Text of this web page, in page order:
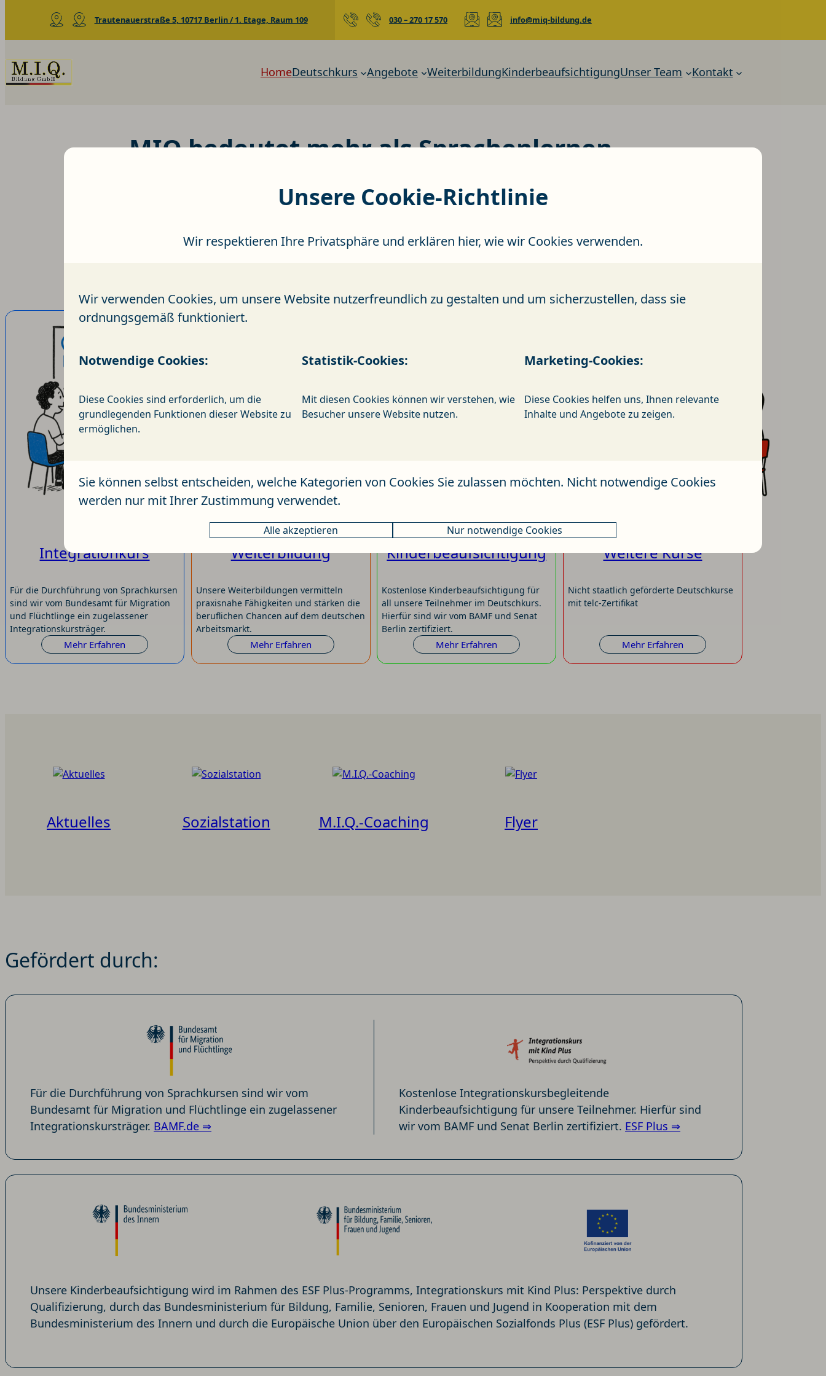
Trautenauerstraße 5, 10717 Berlin / 1. Etage, Raum 109 030 – 270 17 570 info@miq-bildung.de
HomeDeutschkurs Angebote WeiterbildungKinderbeaufsichtigungUnser Team Kontakt
MIQ bedeutet mehr als Sprachenlernen.
Hier entstehen neue Perspektiven und berufliche Chancen.
Kursprogramm:
Integrationkurs
Für die Durchführung von Sprachkursen
sind wir vom Bundesamt für Migration
und Flüchtlinge ein zugelassener
Integrationskursträger.
Mehr Erfahren:
Integrationkurs
Weiterbildung
Unsere Weiterbildungen vermitteln
praxisnahe Fähigkeiten und stärken die
beruflichen Chancen auf dem deutschen
Arbeitsmarkt.
Mehr Erfahren:
Weiterbildung
Kinderbeaufsichtigung
Kostenlose Kinderbeaufsichtigung für
all unsere Teilnehmer im Deutschkurs.
Hierfür sind wir vom BAMF und Senat
Berlin zertifiziert.
Mehr Erfahren
Kinderbeaufsichtigung
Weitere Kurse
Nicht staatlich geförderte Deutschkurse
mit telc-Zertifikat
Mehr Erfahren
Aktuelles Sozialstation M.I.Q.-Coaching Flyer
Gefördert durch:
Für die Durchführung von Sprachkursen sind wir vom
Bundesamt für Migration und Flüchtlinge ein zugelassener
Integrationskursträger. BAMF.de ⇒
Kostenlose Integrationskursbegleitende
Kinderbeaufsichtigung für unsere Teilnehmer. Hierfür sind
wir vom BAMF und Senat Berlin zertifiziert. ESF Plus ⇒
Unsere Kinderbeaufsichtigung wird im Rahmen des ESF Plus-Programms, Integrationskurs mit Kind Plus: Perspektive durch
Qualifizierung, durch das Bundesministerium für Bildung, Familie, Senioren, Frauen und Jugend in Kooperation mit dem
Bundesministerium des Innern und durch die Europäische Union über den Europäischen Sozialfonds Plus (ESF Plus) gefördert.
Unsere Cookie-Richtlinie
Wir respektieren Ihre Privatsphäre und erklären hier, wie wir Cookies verwenden.
Wir verwenden Cookies, um unsere Website nutzerfreundlich zu gestalten und um sicherzustellen, dass sie
ordnungsgemäß funktioniert.
Notwendige Cookies:
Diese Cookies sind erforderlich, um die
grundlegenden Funktionen dieser Website zu
ermöglichen.
Statistik-Cookies:
Mit diesen Cookies können wir verstehen, wie
Besucher unsere Website nutzen.
Marketing-Cookies:
Diese Cookies helfen uns, Ihnen relevante
Inhalte und Angebote zu zeigen.
Sie können selbst entscheiden, welche Kategorien von Cookies Sie zulassen möchten. Nicht notwendige Cookies
werden nur mit Ihrer Zustimmung verwendet.
Alle akzeptieren Nur notwendige Cookies